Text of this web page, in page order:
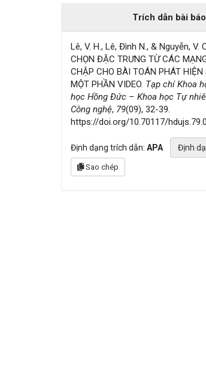
Trích dẫn bài báo
Lê, V. H., Lê, Đình N., & Nguyễn, V.
CHỌN ĐẶC TRƯNG TỪ CÁC
CHẬP CHO BÀI TOÁN PHÁT HIỆN
MỘT PHẦN VIDEO. Tạp chí Khoa
học Hồng Đức – Khoa học Tự
Công nghệ, 79(09), 32-39.
https://doi.org/10.70117/
Định dạng trích dẫn: APA Định
Sao chép